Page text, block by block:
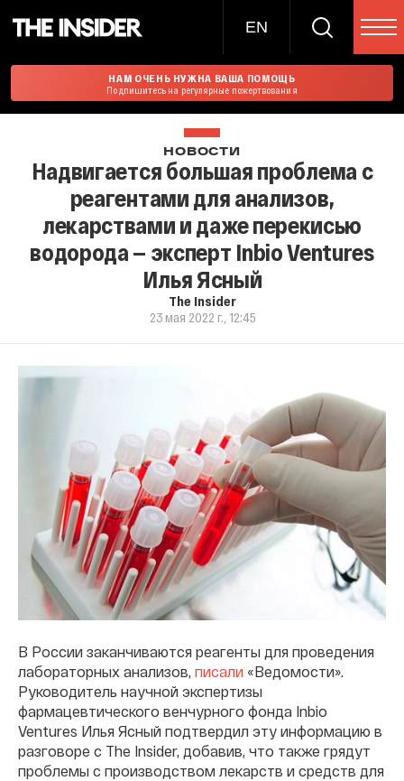
EN
НАМ ОЧЕНЬ НУЖНА ВАША ПОМОЩЬ
Подпишитесь на регулярные пожертвования
НОВОСТИ
Надвигается большая проблема с
реагентами для анализов,
лекарствами и даже перекисью
водорода — эксперт Inbio Ventures
Илья Ясный
The Insider
23 мая 2022 г., 12:45
В России заканчиваются реагенты для проведения
лабораторных анализов, писали «Ведомости».
Руководитель научной экспертизы
фармацевтического венчурного фонда Inbio
Ventures Илья Ясный подтвердил эту информацию в
разговоре с The Insider, добавив, что также грядут
проблемы с производством лекарств и средств для